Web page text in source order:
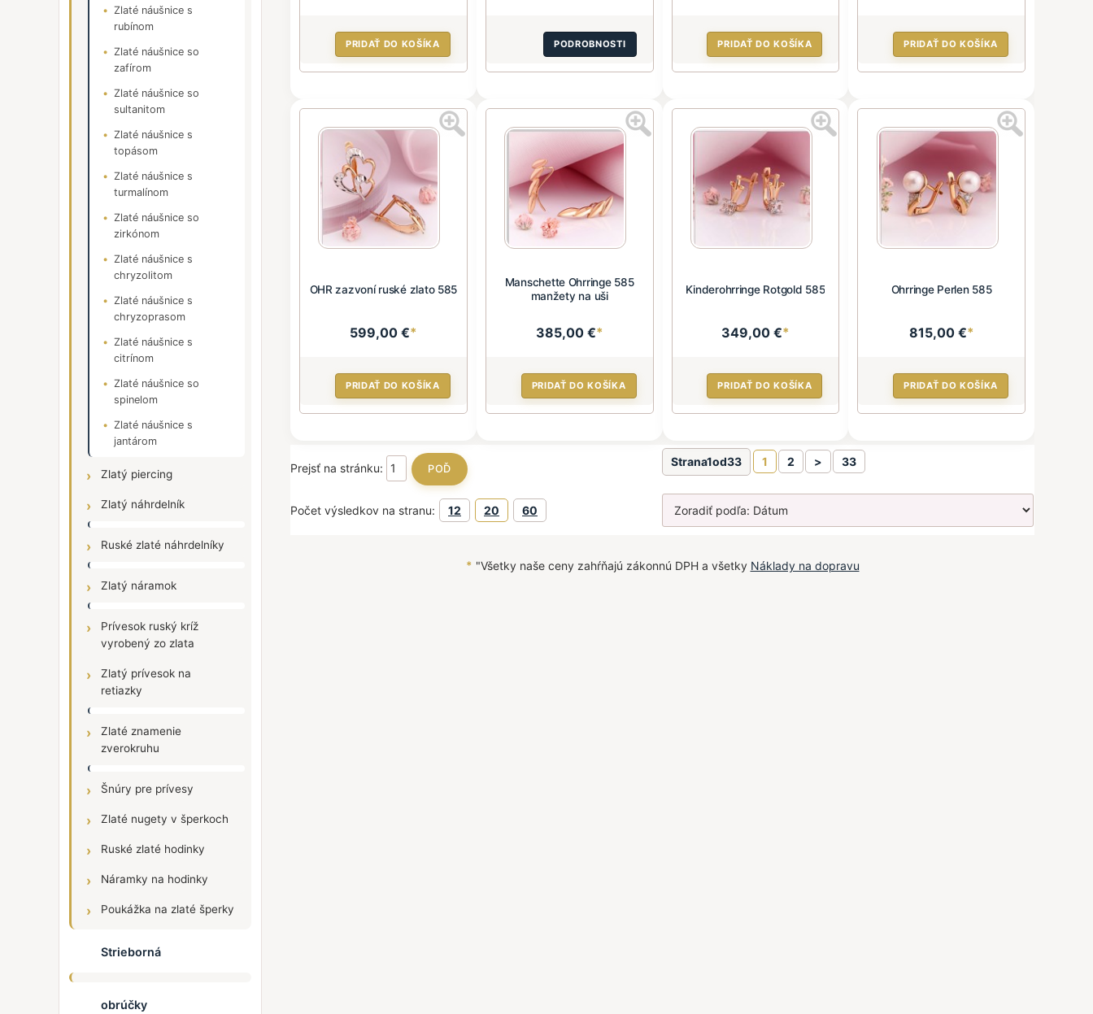
Zlaté náušnice s
rubínom
Zlaté náušnice so
zafírom
Zlaté náušnice so
sultanitom
Zlaté náušnice s
topásom
Zlaté náušnice s
turmalínom
Zlaté náušnice so
zirkónom
Zlaté náušnice s
chryzolitom
Zlaté náušnice s
chryzoprasom
Zlaté náušnice s
citrínom
Zlaté náušnice so
spinelom
Zlaté náušnice s
jantárom
Zlatý piercing
Zlatý náhrdelník
Ruské zlaté náhrdelníky
Zlatý náramok
Prívesok ruský kríž
vyrobený zo zlata
Zlatý prívesok na
retiazky
Zlaté znamenie
zverokruhu
Šnúry pre prívesy
Zlaté nugety v šperkoch
Ruské zlaté hodinky
Náramky na hodinky
Poukážka na zlaté šperky
Strieborná
obrúčky
PRIDAŤ DO KOŠÍKA PODROBNOSTI PRIDAŤ DO KOŠÍKA PRIDAŤ DO KOŠÍKA
OHR zazvoní ruské zlato 585
599,00 €*
PRIDAŤ DO KOŠÍKA
Manschette Ohrringe 585
manžety na uši
385,00 €*
PRIDAŤ DO KOŠÍKA
Kinderohrringe Rotgold 585
349,00 €*
PRIDAŤ DO KOŠÍKA
Ohrringe Perlen 585
815,00 €*
PRIDAŤ DO KOŠÍKA
Prejsť na stránku: Strana1od33 1 2 > 33
Počet výsledkov na stranu: 12 20 60
* "Všetky naše ceny zahŕňajú zákonnú DPH a všetky Náklady na dopravu